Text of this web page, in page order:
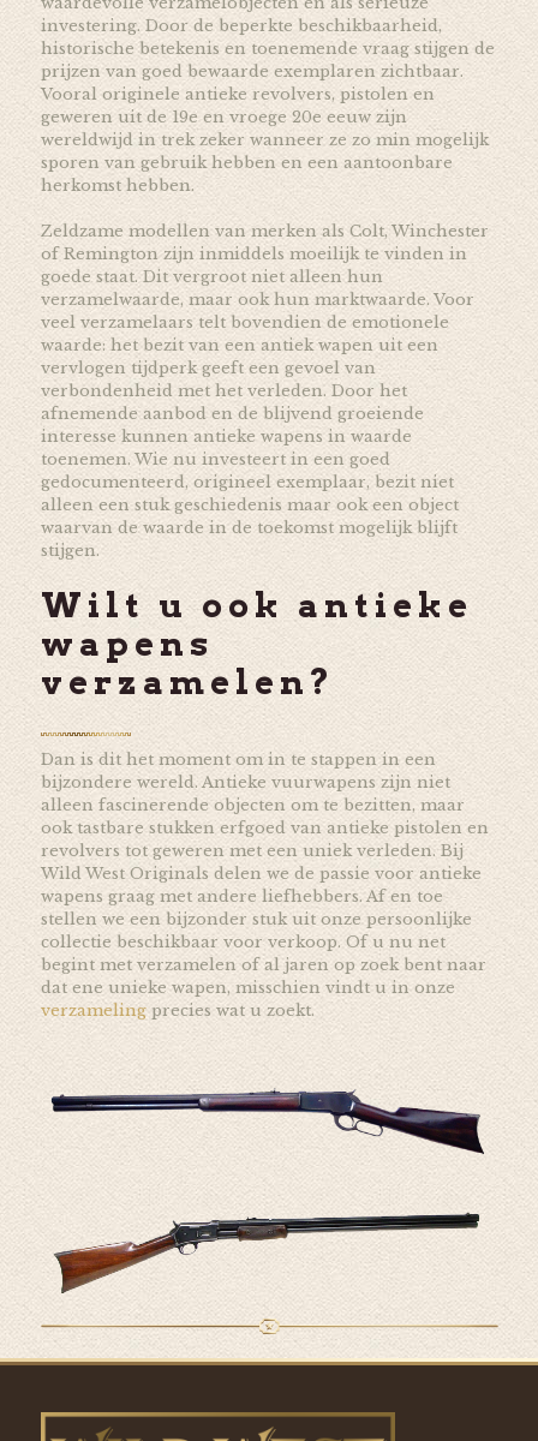
investering. Door de beperkte beschikbaarheid,
historische betekenis en toenemende vraag stijgen de
prijzen van goed bewaarde exemplaren zichtbaar.
Vooral originele antieke revolvers, pistolen en
geweren uit de 19e en vroege 20e eeuw zijn
wereldwijd in trek zeker wanneer ze zo min mogelijk
sporen van gebruik hebben en een aantoonbare
herkomst hebben.
Zeldzame modellen van merken als Colt, Winchester
of Remington zijn inmiddels moeilijk te vinden in
goede staat. Dit vergroot niet alleen hun
verzamelwaarde, maar ook hun marktwaarde. Voor
veel verzamelaars telt bovendien de emotionele
waarde: het bezit van een antiek wapen uit een
vervlogen tijdperk geeft een gevoel van
verbondenheid met het verleden. Door het
afnemende aanbod en de blijvend groeiende
interesse kunnen antieke wapens in waarde
toenemen. Wie nu investeert in een goed
gedocumenteerd, origineel exemplaar, bezit niet
alleen een stuk geschiedenis maar ook een object
waarvan de waarde in de toekomst mogelijk blijft
stijgen.
Wilt u ook antieke
wapens
verzamelen?
Dan is dit het moment om in te stappen in een
bijzondere wereld. Antieke vuurwapens zijn niet
alleen fascinerende objecten om te bezitten, maar
ook tastbare stukken erfgoed van antieke pistolen en
revolvers tot geweren met een uniek verleden. Bij
Wild West Originals delen we de passie voor antieke
wapens graag met andere liefhebbers. Af en toe
stellen we een bijzonder stuk uit onze persoonlijke
collectie beschikbaar voor verkoop. Of u nu net
begint met verzamelen of al jaren op zoek bent naar
dat ene unieke wapen, misschien vindt u in onze
verzamelingprecies wat u zoekt.